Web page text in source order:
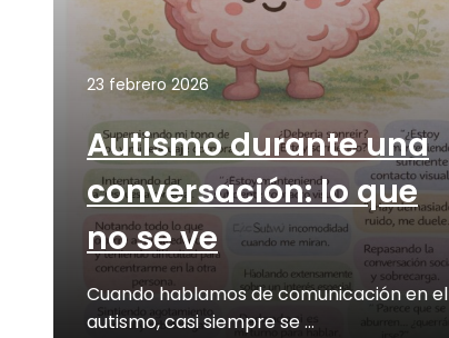
23 febrero 2026
Autismo durante una
conversación: lo que
no se ve
Cuando hablamos de comunicación en el
autismo, casi siempre se …